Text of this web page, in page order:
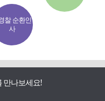
찰 순환인
사
만나보세요!